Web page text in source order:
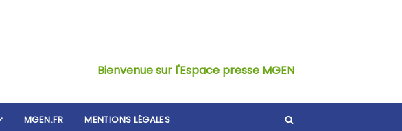
Bienvenue sur l'Espace presse MGEN
MGEN.FR MENTIONS LÉGALES